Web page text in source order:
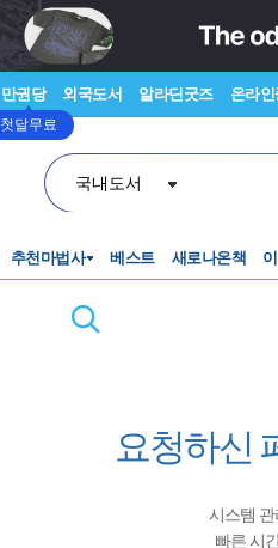
만권당
첫달무료
외국도서 알라딘굿즈 온라
국내도서
추천마법사 베스트 새로나온책
요청하신
시스템
빠른 시